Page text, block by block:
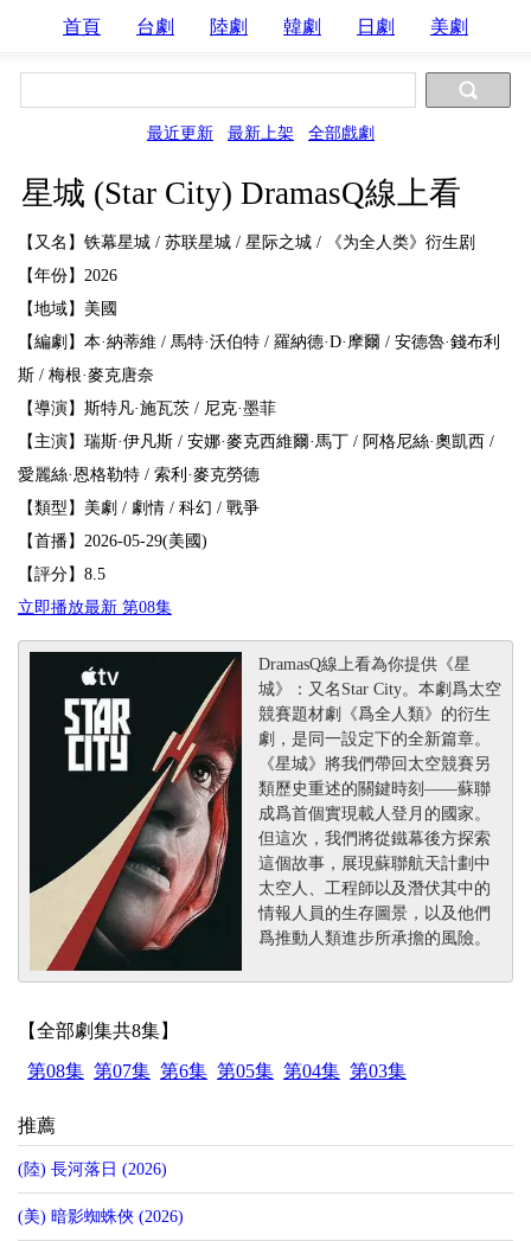
首頁 台劇 陸劇 韓劇 日劇 美劇
最近更新 最新上架 全部戲劇
星城 (Star City) DramasQ線上看
【又名】铁幕星城 / 苏联星城 / 星际之城 / 《为全人类》衍生剧
【年份】2026
【地域】美國
【編劇】本·納蒂維 / 馬特·沃伯特 / 羅納德·D·摩爾 / 安德魯·錢布利
斯 / 梅根·麥克唐奈
【導演】斯特凡·施瓦茨 / 尼克·墨菲
【主演】瑞斯·伊凡斯 / 安娜·麥克西維爾·馬丁 / 阿格尼絲·奧凱西 /
愛麗絲·恩格勒特 / 索利·麥克勞德
【類型】美劇 / 劇情 / 科幻 / 戰爭
【首播】2026-05-29(美國)
【評分】8.5
立即播放最新 第08集
DramasQ線上看為你提供《星
城》：又名Star City。本劇爲太空
競賽題材劇《爲全人類》的衍生
劇，是同一設定下的全新篇章。
《星城》將我們帶回太空競賽另
類歷史重述的關鍵時刻——蘇聯
成爲首個實現載人登月的國家。
但這次，我們將從鐵幕後方探索
這個故事，展現蘇聯航天計劃中
太空人、工程師以及潛伏其中的
情報人員的生存圖景，以及他們
爲推動人類進步所承擔的風險。
【全部劇集共8集】
第08集 第07集 第6集 第05集 第04集 第03集
推薦
(陸) 長河落日 (2026)
(美) 暗影蜘蛛俠 (2026)